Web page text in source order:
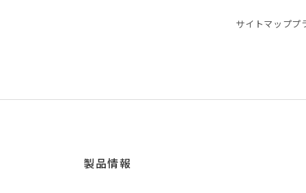
サイトマッププ
製品情報